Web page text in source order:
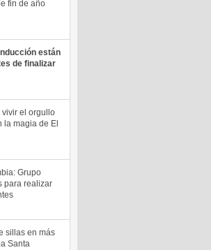
fin de año
están
de finalizar
vivir el orgullo
la magia de El
Grupo
para realizar
sillas en más
Santa